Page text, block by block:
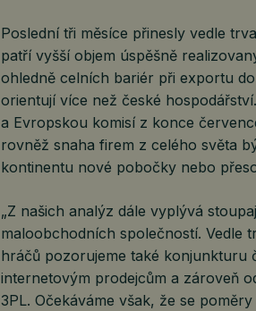
Poslední tři měsíce přinesly vedle
patří vyšší objem úspěšně
ohledně celních bariér při exportu
orientují více než české
a Evropskou komisí z konce
rovněž snaha firem z celého světa
kontinentu nové pobočky nebo
„Z našich analýz dále vyplývá
maloobchodních společností. Vedle
hráčů pozorujeme také konjunkturu
internetovým prodejcům a zároveň
3PL. Očekáváme však, že se